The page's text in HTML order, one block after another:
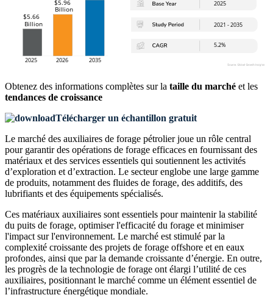
Obtenez des informations complètes sur la taille du marché et les
tendances de croissance
Télécharger un échantillon gratuit
Le marché des auxiliaires de forage pétrolier joue un rôle central
pour garantir des opérations de forage efficaces en fournissant des
matériaux et des services essentiels qui soutiennent les activités
d’exploration et d’extraction. Le secteur englobe une large gamme
de produits, notamment des fluides de forage, des additifs, des
lubrifiants et des équipements spécialisés.
Ces matériaux auxiliaires sont essentiels pour maintenir la stabilité
du puits de forage, optimiser l'efficacité du forage et minimiser
l'impact sur l'environnement. Le marché est stimulé par la
complexité croissante des projets de forage offshore et en eaux
profondes, ainsi que par la demande croissante d’énergie. En outre,
les progrès de la technologie de forage ont élargi l’utilité de ces
auxiliaires, positionnant le marché comme un élément essentiel de
l’infrastructure énergétique mondiale.